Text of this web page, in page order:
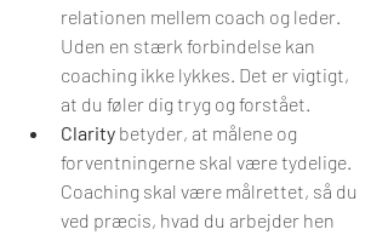
relationen mellem coach og leder.
Uden en stærk forbindelse kan
coaching ikke lykkes. Det er vigtigt,
at du føler dig tryg og forstået.
Clarity betyder, at målene og
forventningerne skal være tydelige.
Coaching skal være målrettet, så du
ved præcis, hvad du arbejder hen